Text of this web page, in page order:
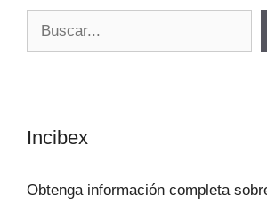
Incibex
Obtenga información completa